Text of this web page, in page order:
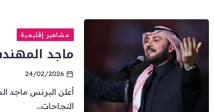
مشاهير إقليمية
ماجد
24/02/2026
أعلن البرنس ماجد
النجاحات...